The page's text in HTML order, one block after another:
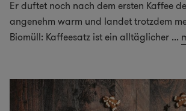
Er duftet noch nach dem ersten Kaffee
angenehm warm und landet trotzdem
Biomüll: Kaffeesatz ist ein alltäglicher ...